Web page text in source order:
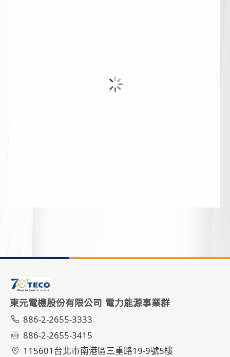
東元電機股份有限公司 電力能源事業群
886-2-2655-3333
886-2-2655-3415
115601台北市南港區三重路19-9號5樓